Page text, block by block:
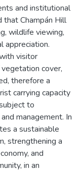
and institutional
Champán Hill
wildlife viewing,
appreciation.
visitor
cover,
therefore a
carrying capacity
to
management. In
a sustainable
strengthening a
and
in an